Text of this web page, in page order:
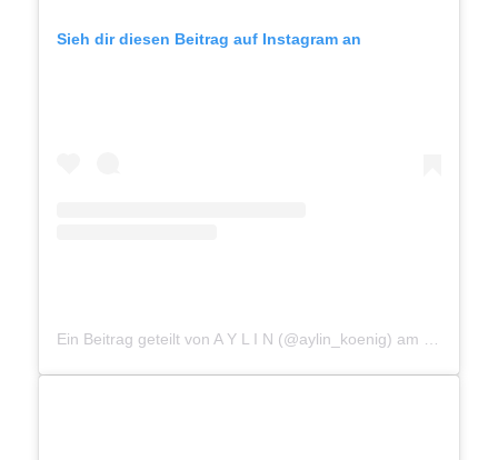
Sieh dir diesen Beitrag auf Instagram an
Ein Beitrag geteilt von A Y L I N (@aylin_koenig) am Mär 9,